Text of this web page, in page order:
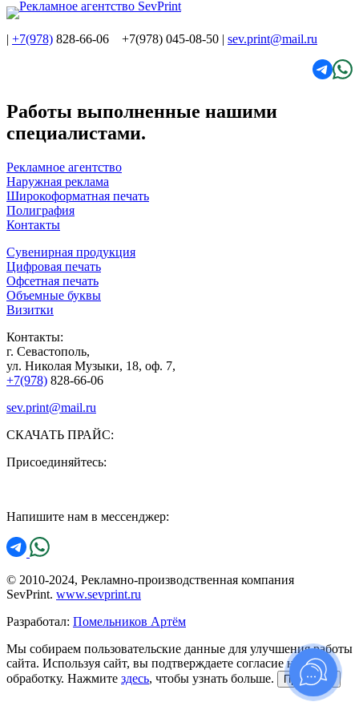
| +7(978) 828-66-06 +7(978) 045-08-50 | sev.print@mail.ru
Работы выполненные нашими
специалистами.
Рекламное агентство
Наружная реклама
Широкоформатная печать
Полиграфия
Контакты
Сувенирная продукция
Цифровая печать
Офсетная печать
Объемные буквы
Визитки
Контакты:
г. Севастополь,
ул. Николая Музыки, 18, оф. 7,
+7(978) 828-66-06
sev.print@mail.ru
СКАЧАТЬ ПРАЙС:
Присоединяйтесь:
Напишите нам в мессенджер:
© 2010-2024, Рекламно-производственная компания
SevPrint. www.sevprint.ru
Разработал: Помельников Артём
Мы собираем пользовательские данные для улучшения работы
сайта. Используя сайт, вы подтверждаете согласие на их
обработку. Нажмите здесь, чтобы узнать больше. Принимаю